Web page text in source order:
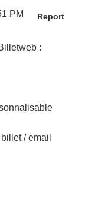
PM Report
:
/ email